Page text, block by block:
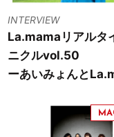
INTERVIEW
La.mamaリアルタ
ニクルvol.50
ーあいみょんと